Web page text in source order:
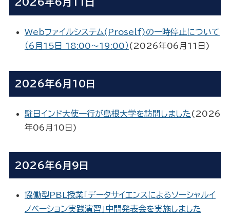
2026年6月11日
Webファイルシステム(Proself)の一時停止について
（6月15日 18:00～19:00） ( 2026年06月11日 )
2026年6月10日
駐日インド大使一行が島根大学を訪問しました (2026
年06月10日 )
2026年6月9日
協働型PBL授業「データサイエンスによるソーシャルイ
ノベーション実践演習」中間発表会を実施しました